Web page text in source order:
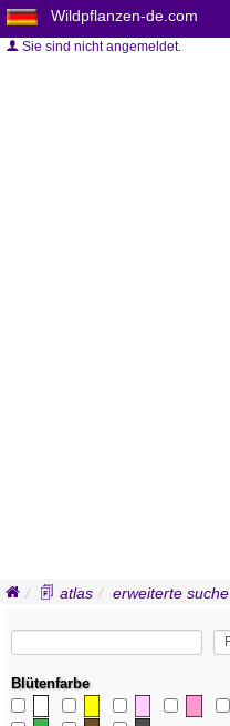
Wildpflanzen-de.com
Sie sind nicht angemeldet.
atlas erweiterte suche
Blütenfarbe